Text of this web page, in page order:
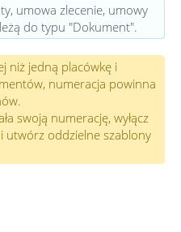
umowa zlecenie, umowy
do typu "Dokument".
niż jedną placówkę i
numeracja powinna
swoją numerację, wyłącz
utwórz oddzielne szablony